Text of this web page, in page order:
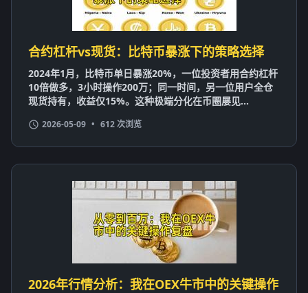
合约杠杆vs现货：比特币暴涨下的策略选择
2024年1月，比特币单日暴涨20%，一位投资者用合约杠杆
10倍做多，3小时操作200万；同一时间，另一位用户全仓
现货持有，收益仅15%。这种极端分化在币圈屡见...
2026-05-09 • 612 次浏览
2026年行情分析：我在OEX牛市中的关键操作